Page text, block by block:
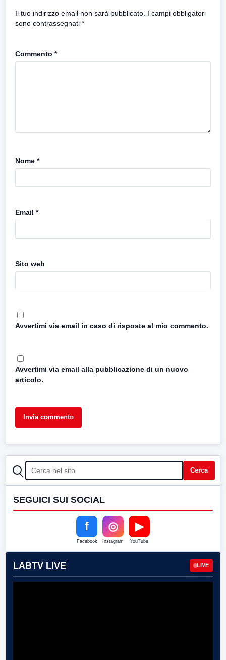
Il tuo indirizzo email non sarà pubblicato. I campi obbligatori
sono contrassegnati *
Commento *
Nome *
Email *
Sito web
Avvertimi via email in caso di risposte al mio commento.
Avvertimi via email alla pubblicazione di un nuovo
articolo.
CERCA Cerca
SEGUICI SUI SOCIAL
f
Facebook
◎
Instagram
▶
YouTube
LABTV LIVE LIVE